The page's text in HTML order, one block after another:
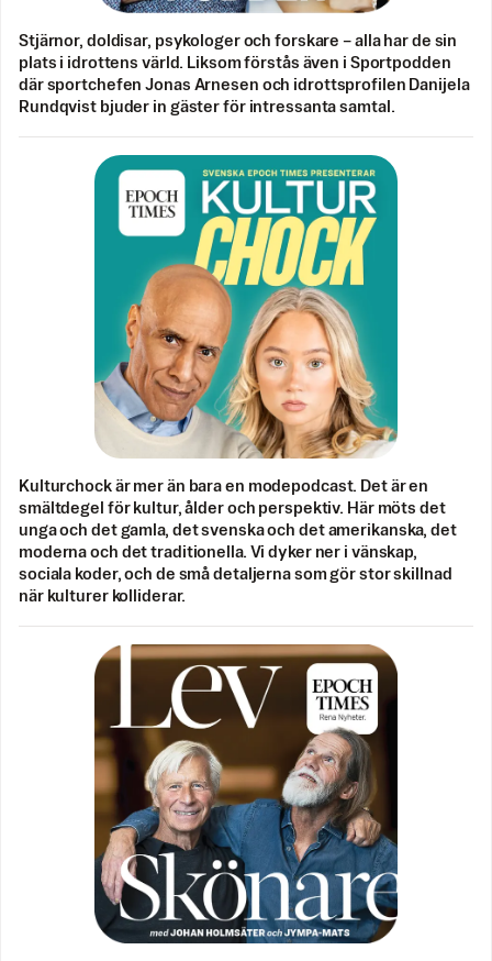
Stjärnor, doldisar, psykologer och forskare – alla har de sin
plats i idrottens värld. Liksom förstås även i Sportpodden
där sportchefen Jonas Arnesen och idrottsprofilen Danijela
Rundqvist bjuder in gäster för intressanta samtal.
Kulturchock är mer än bara en modepodcast. Det är en
smältdegel för kultur, ålder och perspektiv. Här möts det
unga och det gamla, det svenska och det amerikanska, det
moderna och det traditionella. Vi dyker ner i vänskap,
sociala koder, och de små detaljerna som gör stor skillnad
när kulturer kolliderar.